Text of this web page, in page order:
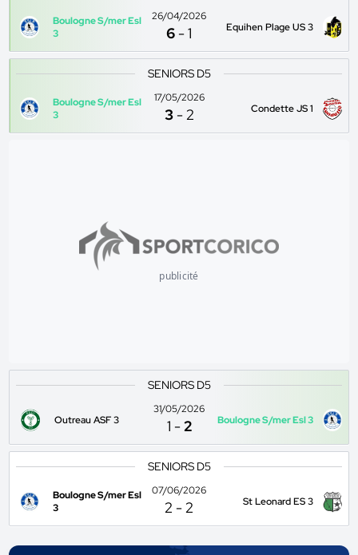
Boulogne S/mer Esl
3
26/04/2026
6 -1 Equihen Plage US 3
SENIORS D5
Boulogne S/mer Esl
3
17/05/2026
3 -2 Condette JS 1
publicité
SENIORS D5
Outreau ASF 3
31/05/2026
1 -2 Boulogne S/mer Esl 3
SENIORS D5
Boulogne S/mer Esl
3
07/06/2026
2 -2 St Leonard ES 3